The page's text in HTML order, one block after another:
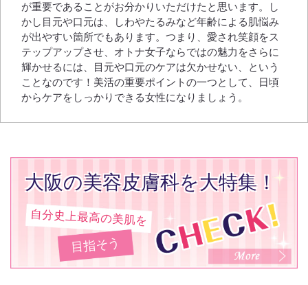
が重要であることがお分かりいただけたと思います。し
かし目元や口元は、しわやたるみなど年齢による肌悩み
が出やすい箇所でもあります。つまり、愛され笑顔をス
テップアップさせ、オトナ女子ならではの魅力をさらに
輝かせるには、目元や口元のケアは欠かせない、という
ことなのです！美活の重要ポイントの一つとして、日頃
からケアをしっかりできる女性になりましょう。
大阪の美容皮膚科を大特集！
自分史上最高の美肌を
目指そう